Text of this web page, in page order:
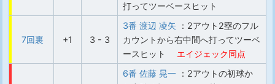
打ってツーベースヒット
7回裏 +1 3 - 3
3番 渡辺 凌矢 ：2アウト2塁のフル
カウントから右中間へ打ってツーベ
ースヒット
エイジェック同点
6番 佐藤 晃一 ：2アウトの初球か